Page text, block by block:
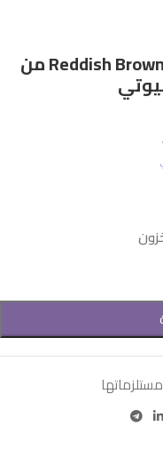
صبغة الشعر الطبيعية لون Reddish Brown من